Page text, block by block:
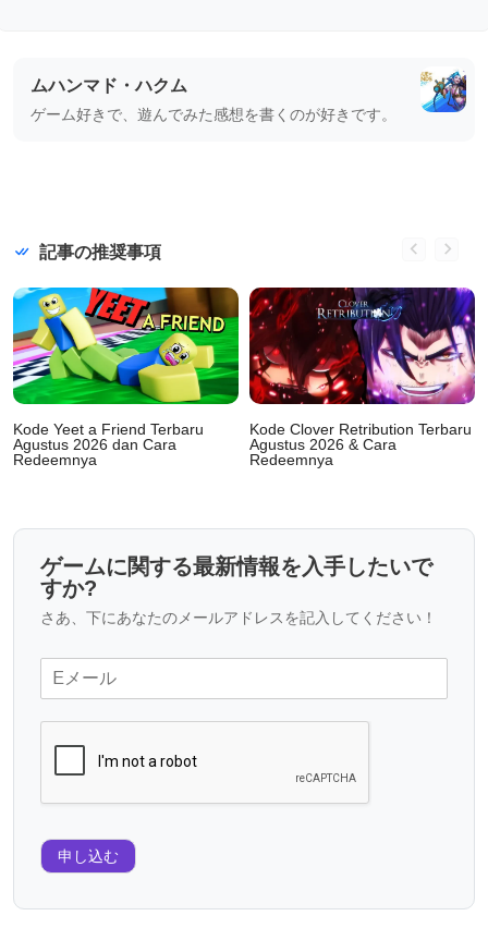
ムハンマド・ハクム
ゲーム好きで、遊んでみた感想を書くのが好きです。
記事の推奨事項
Kode Yeet a Friend Terbaru
Agustus 2026 dan Cara
Redeemnya
Kode Clover Retribution Terbaru
Agustus 2026 & Cara
Redeemnya
ゲームに関する最新情報を入手したいで
すか?
さあ、下にあなたのメールアドレスを記入してください！
申し込む